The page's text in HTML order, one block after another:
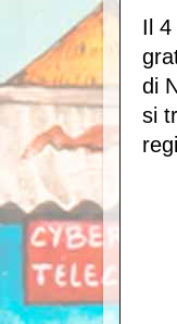
Il
di
si